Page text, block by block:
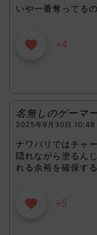
いや一番奪ってる
+4
名無しのゲーマ
2025年9月30日 10:49
ナワバリではチャ
隠れながら塗るん
れる余裕を確保する
+5